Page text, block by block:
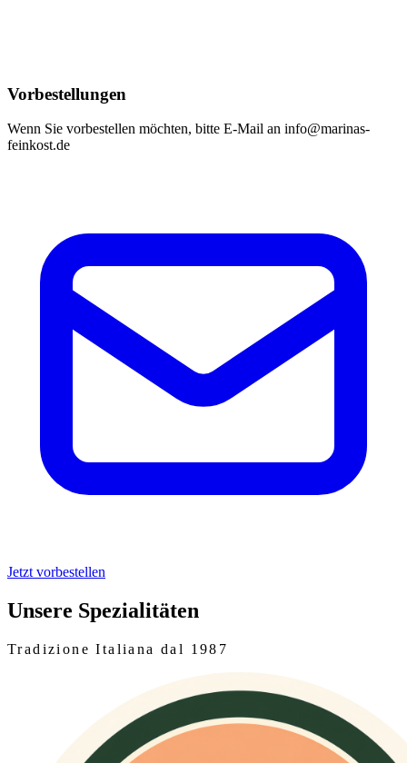
Vorbestellungen
Wenn Sie vorbestellen möchten, bitte E-Mail an info@marinas-
feinkost.de
Jetzt vorbestellen
Unsere Spezialitäten
Tradizione Italiana dal 1987